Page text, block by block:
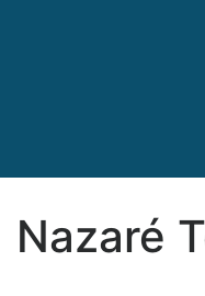
Nazaré